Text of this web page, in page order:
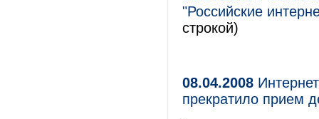
"Российские
строкой)
08.04.2008
прекратило прием